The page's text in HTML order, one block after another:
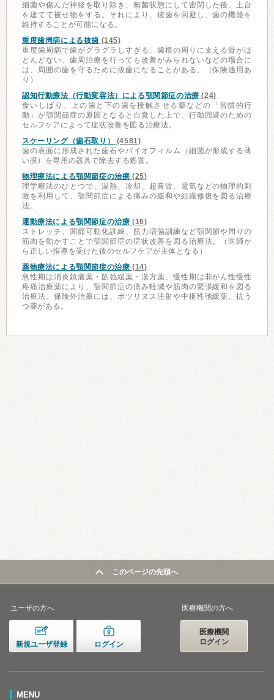
細菌や傷んだ神経を取り除き、無菌状態にして密閉した後、土台
を建てて被せ物をする。それにより、抜歯を回避し、歯の機能を
維持することが可能になる。
重度歯周病による抜歯 (145)
重度歯周病で歯がグラグラしすぎる、歯根の周りに支える骨がほ
とんどない、歯周治療を行っても改善がみられないなどの場合に
は、周囲の歯を守るために抜歯になることがある。（保険適用あ
り）
認知行動療法（行動変容法）による顎関節症の治療 (24)
食いしばり、上の歯と下の歯を接触させる癖などの「習慣的行
動」が顎関節症の原因となると自覚した上で、行動回避のための
セルフケアによって症状改善を図る治療法。
スケーリング（歯石取り）
(4581)
歯の表面に形成された歯石やバイオフィルム（細菌が形成する薄
い膜）を専用の器具で除去する処置。
物理療法による顎関節症の治療 (25)
理学療法のひとつで、温熱、冷却、超音波、電気などの物理的刺
激を利用して、顎関節症による痛みの緩和や組織修復を図る治療
法。
運動療法による顎関節症の治療 (16)
ストレッチ、関節可動化訓練、筋力増強訓練など顎関節や周りの
筋肉を動かすことで顎関節症の症状改善を図る治療法。（医師か
ら正しい指導を受けた後のセルフケアが主体となる）
薬物療法による顎関節症の治療 (14)
急性期は消炎鎮痛薬・筋弛緩薬・漢方薬、慢性期は非がん性慢性
疼痛治療薬により、顎関節症の痛み軽減や筋肉の緊張緩和を図る
治療法。保険外治療には、ボツリヌス注射や中枢性弛緩薬、抗う
つ薬がある。
このページの先頭へ
ユーザの方へ
新規ユーザ登録 ログイン
医療機関の方へ
医療機関
ログイン
MENU